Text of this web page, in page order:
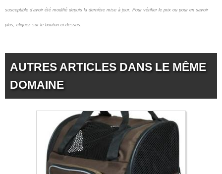
susceptible d'avoir été modifié depuis la dernière mise à jour. Pour vérifier le prix ou pour en savoir
plus, cliquez sur le bouton ci-dessus.
AUTRES ARTICLES DANS LE MÊME
DOMAINE